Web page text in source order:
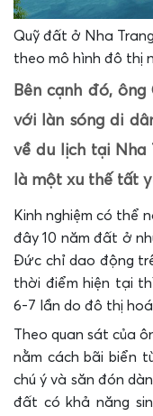
Quỹ đất ở Nha
theo mô hình đô thị
Bên cạnh đó,
với làn sóng di
về du lịch tại Nha
là một xu thế tất
Kinh nghiệm có thể
đây 10 năm đất ở
Đức chỉ dao động
thời điểm hiện tại
6-7 lần do đô thị
Theo quan sát của
nằm cách bãi biển
chú ý và săn đón
đất có khả năng